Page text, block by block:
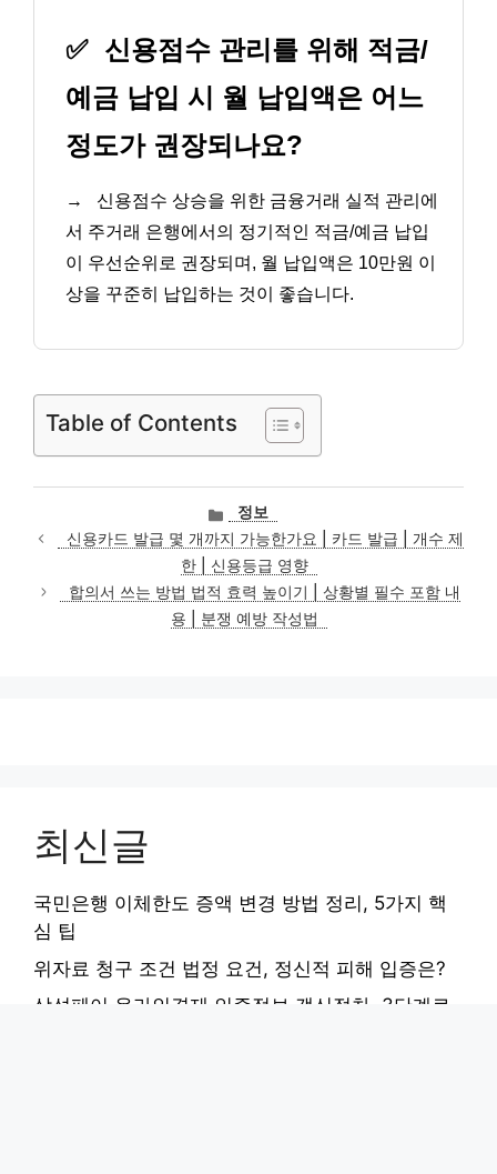
✅ 신용점수 관리를 위해 적금/
예금 납입 시 월 납입액은 어느
정도가 권장되나요?
→
신용점수 상승을 위한 금융거래 실적 관리에
서 주거래 은행에서의 정기적인 적금/예금 납입
이 우선순위로 권장되며, 월 납입액은 10만원 이
상을 꾸준히 납입하는 것이 좋습니다.
Table of Contents
카
테
고
리
정보
신용카드 발급 몇 개까지 가능한가요 | 카드 발급 | 개수 제
한 | 신용등급 영향
합의서 쓰는 방법 법적 효력 높이기 | 상황별 필수 포함 내
용 | 분쟁 예방 작성법
최신글
국민은행 이체한도 증액 변경 방법 정리, 5가지 핵
심 팁
위자료 청구 조건 법정 요건, 정신적 피해 입증은?
삼성페이 온라인결제 인증정보 갱신절차, 3단계로